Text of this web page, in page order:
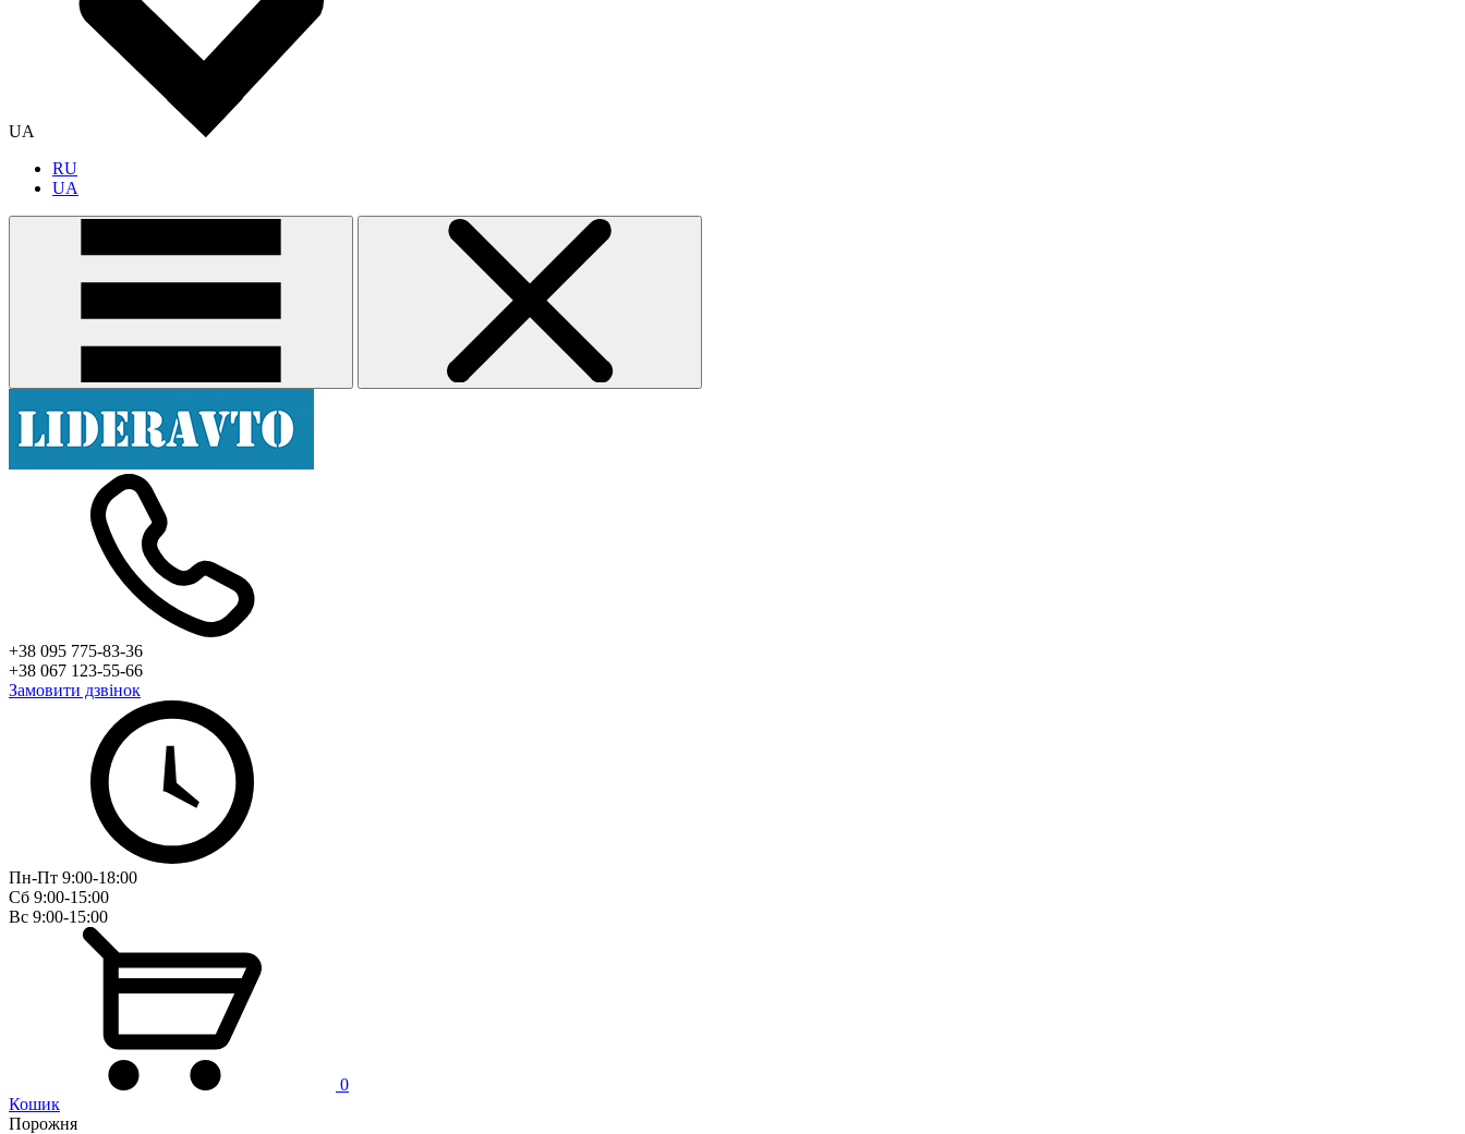
UA
RU
UA
+38 095 775-83-36
+38 067 123-55-66
Замовити дзвінок
Пн-Пт 9:00-18:00
Сб 9:00-15:00
Вс 9:00-15:00
0
Кошик
Порожня